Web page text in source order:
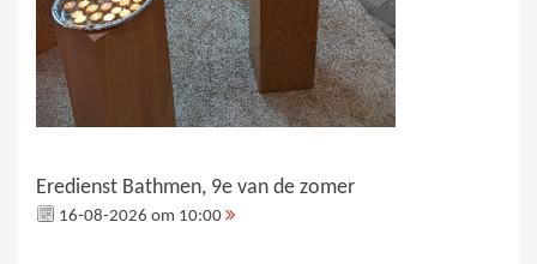
Eredienst Bathmen, 9e van de zomer
16-08-2026 om 10:00